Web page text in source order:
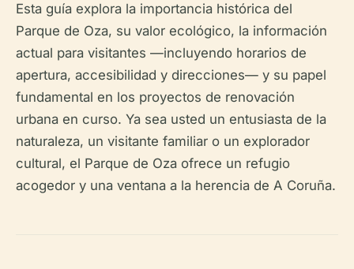
Esta guía explora la importancia histórica del
Parque de Oza, su valor ecológico, la información
actual para visitantes —incluyendo horarios de
apertura, accesibilidad y direcciones— y su papel
fundamental en los proyectos de renovación
urbana en curso. Ya sea usted un entusiasta de la
naturaleza, un visitante familiar o un explorador
cultural, el Parque de Oza ofrece un refugio
acogedor y una ventana a la herencia de A Coruña.